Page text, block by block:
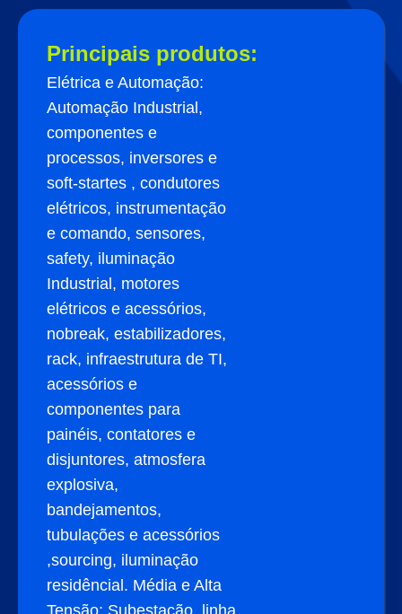
Principais produtos:
Elétrica e Automação:
Automação Industrial,
componentes e
processos, inversores e
soft-startes , condutores
elétricos, instrumentação
e comando, sensores,
safety, iluminação
Industrial, motores
elétricos e acessórios,
nobreak, estabilizadores,
rack, infraestrutura de TI,
acessórios e
componentes para
painéis, contatores e
disjuntores, atmosfera
explosiva,
bandejamentos,
tubulações e acessórios
,sourcing, iluminação
residêncial. Média e Alta
Tensão: Subestação, linha